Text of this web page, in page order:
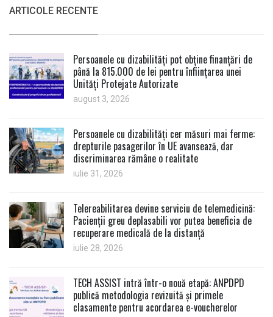
ARTICOLE RECENTE
Persoanele cu dizabilități pot obține finanțări de
până la 815.000 de lei pentru înființarea unei
Unități Protejate Autorizate
august 3, 2026
Persoanele cu dizabilități cer măsuri mai ferme:
drepturile pasagerilor în UE avansează, dar
discriminarea rămâne o realitate
iulie 31, 2026
Telereabilitarea devine serviciu de telemedicină:
Pacienții greu deplasabili vor putea beneficia de
recuperare medicală de la distanță
iulie 28, 2026
TECH ASSIST intră într-o nouă etapă: ANPDPD
publică metodologia revizuită și primele
clasamente pentru acordarea e-voucherelor